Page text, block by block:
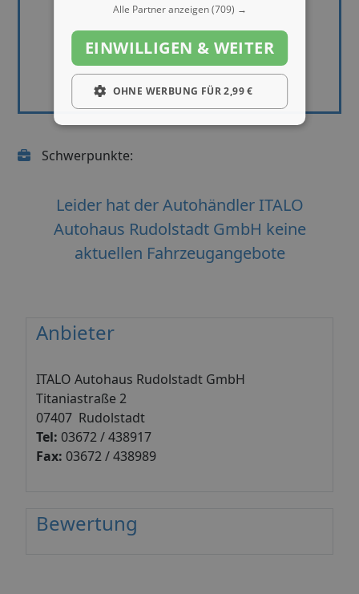
Schwerpunkte:
Leider hat der Autohändler ITALO
Autohaus Rudolstadt GmbH keine
aktuellen Fahrzeugangebote
Anbieter
ITALO Autohaus Rudolstadt GmbH
Titaniastraße 2
07407 Rudolstadt
Tel: 03672 / 438917
Fax: 03672 / 438989
Bewertung
Alle Partner anzeigen(709) →
EINWILLIGEN & WEITER
OHNE WERBUNG FÜR 2,99 €